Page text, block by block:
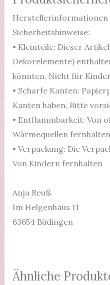
Herstellerinformationen
Sicherheitshinweise:
• Kleinteile: Dieser
Dekorelemente)
könnten. Nicht für
• Scharfe Kanten:
Kanten haben. Bitte
• Entflammbarkeit: Von
Wärmequellen
• Verpackung: Die
Von Kindern fernhalten
Anja Reuß
Im Helgenhaus 11
63654 Büdingen
Ähnliche